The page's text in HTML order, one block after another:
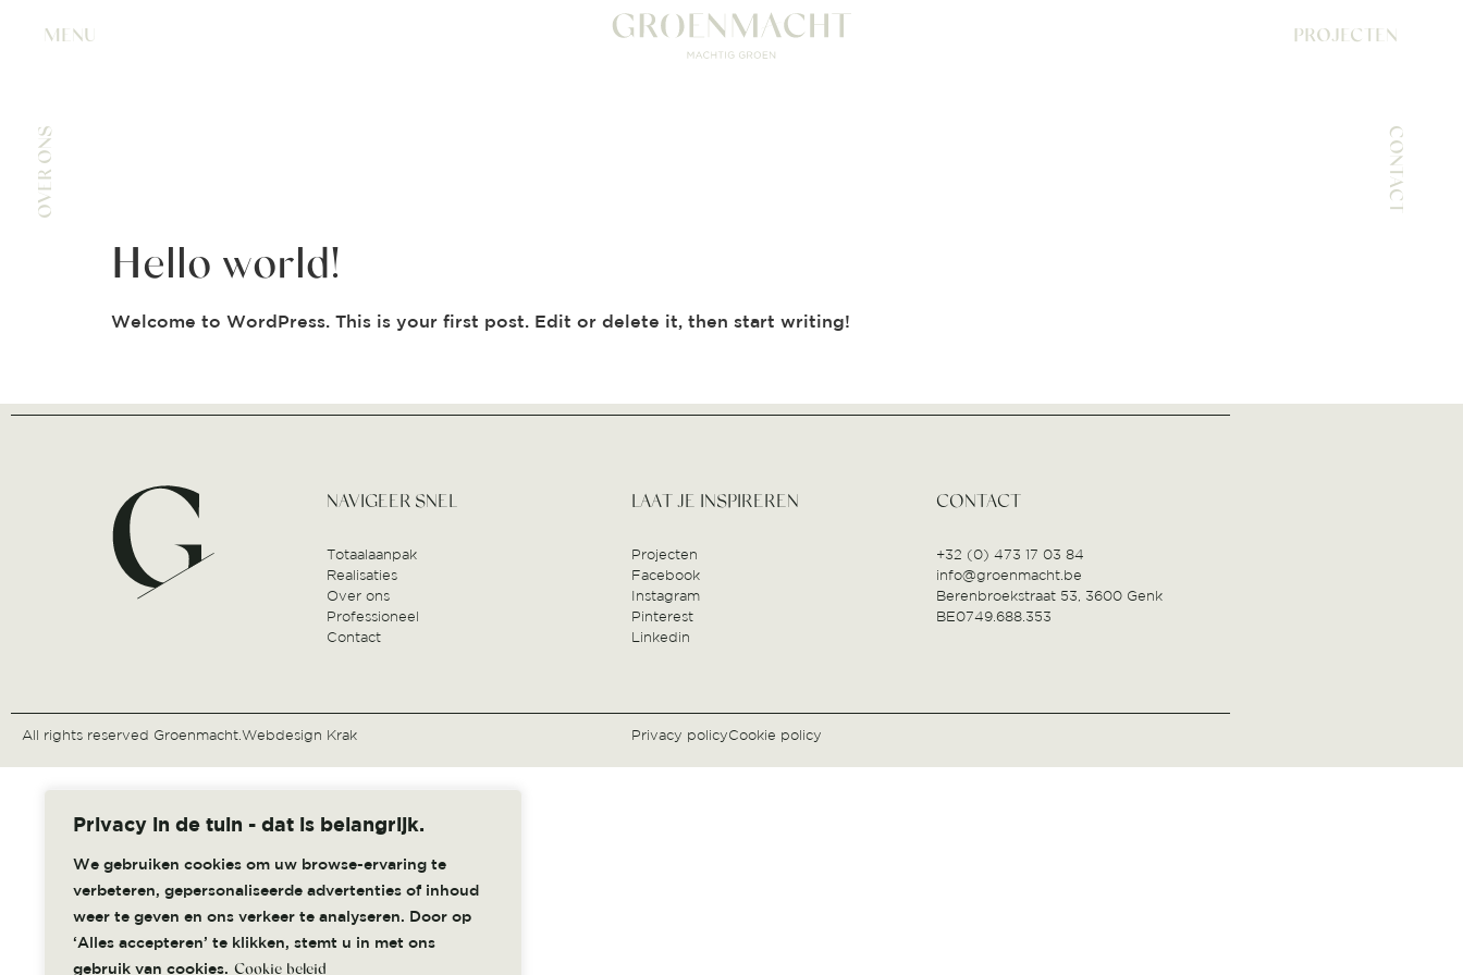
Privacy in de tuin - dat is belangrijk.
We gebruiken cookies om uw browse-ervaring te
verbeteren, gepersonaliseerde advertenties of inhoud
weer te geven en ons verkeer te analyseren. Door op
‘Alles accepteren’ te klikken, stemt u in met ons
gebruik van cookies. Cookie beleid
MENU PROJECTEN
OVER ONS CONTACT
Hello world!
Welcome to WordPress. This is your first post. Edit or delete it, then start writing!
NAVIGEER SNEL
Totaalaanpak
Realisaties
Over ons
Professioneel
Contact
LAAT JE INSPIREREN
Projecten
Facebook
Instagram
Pinterest
Linkedin
CONTACT
‭+32 (0) 473 17 03 84
info@groenmacht.be
Berenbroekstraat 53, 3600 Genk
BE0749.688.353
All rights reserved Groenmacht.Webdesign Krak Privacy policyCookie policy